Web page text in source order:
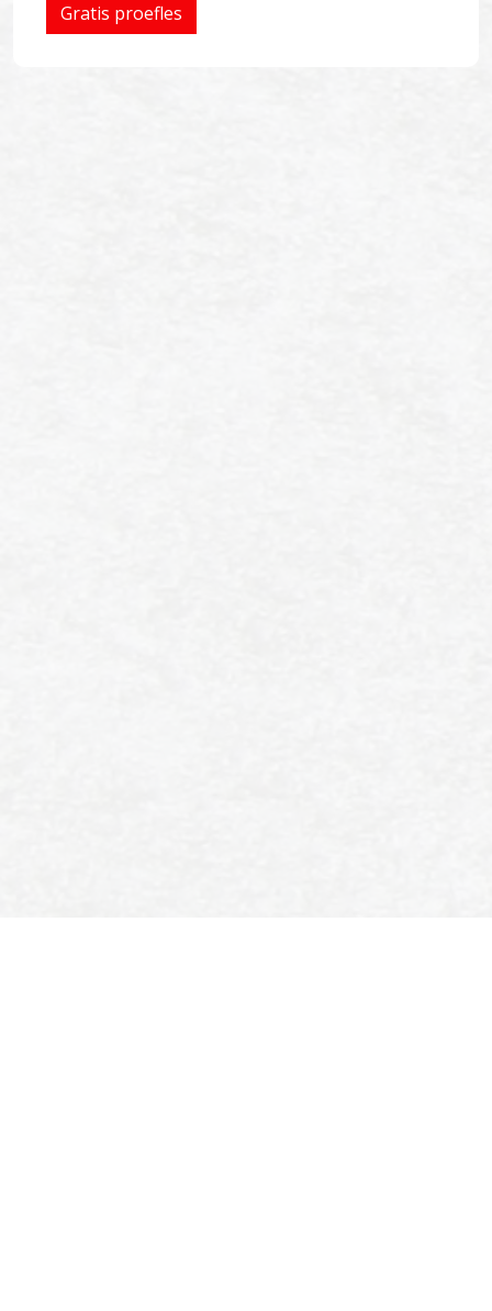
Gratis proefles